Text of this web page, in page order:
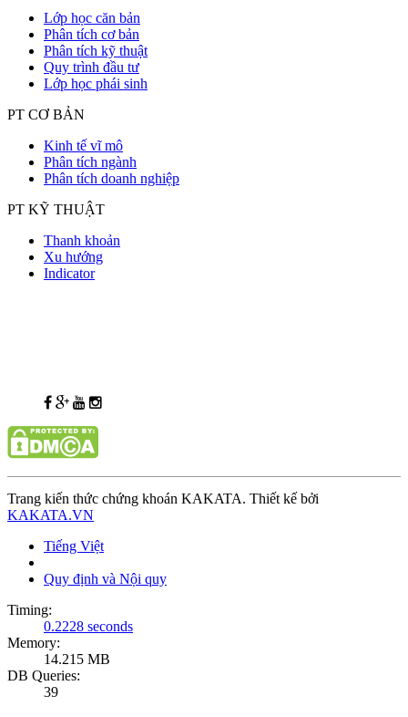
Lớp học căn bản
Phân tích cơ bản
Phân tích kỹ thuật
Quy trình đầu tư
Lớp học phái sinh
PT CƠ BẢN
Kinh tế vĩ mô
Phân tích ngành
Phân tích doanh nghiệp
PT KỸ THUẬT
Thanh khoản
Xu hướng
Indicator
Trang kiến thức chứng khoán KAKATA. Thiết kế bởi
KAKATA.VN
Tiếng Việt
Quy định và Nội quy
Timing:
0.2228 seconds
Memory:
14.215 MB
DB Queries:
39